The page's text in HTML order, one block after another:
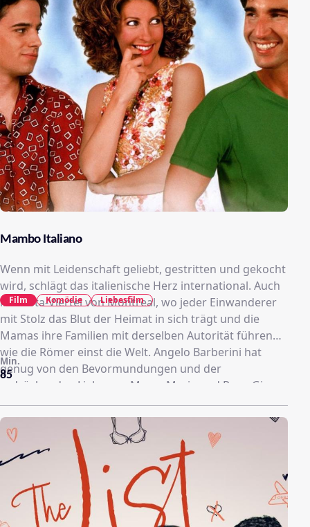
Mambo Italiano
Wenn mit Leidenschaft geliebt, gestritten und gekocht
wird, schlägt das italienische Herz international. Auch
im Pasta-Viertel von Montreal, wo jeder Einwanderer
mit Stolz das Blut der Heimat in sich trägt und die
Mamas ihre Familien mit derselben Autorität führen
wie die Römer einst die Welt. Angelo Barberini hat
genug von den Bevormundungen und der
erdrückenden Liebe von Mama Maria und Papa Gino.
Er verlässt sein Elternhaus – obwohl er erst Ende
zwanzig und nicht einmal verheiratet ist. Und diesem
Vorbeben folgt die Katastrophe, als Angelo mit seinem
Jugendfreund Nino zusammenzieht und sich in der
Familie als sein Lover outet. Mamma mia!
85
Min.
Film Komödie Liebesfilm